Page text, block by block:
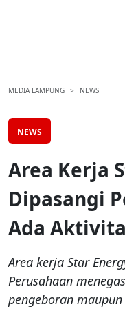
MEDIA LAMPUNG NEWS
NEWS
Area Kerja
Dipasangi
Ada
Area kerja Star
Perusahaan
pengeboran